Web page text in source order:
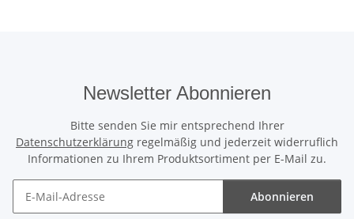
Newsletter Abonnieren
Bitte senden Sie mir entsprechend Ihrer
Datenschutzerklärung regelmäßig und jederzeit widerruflich
Informationen zu Ihrem Produktsortiment per E-Mail zu.
Abonnieren